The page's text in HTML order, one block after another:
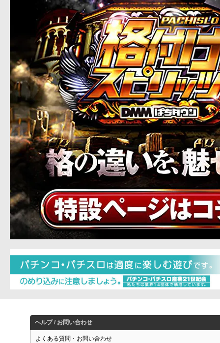
ヘルプ / お問い合わせ
よくある質問・お問い合わせ